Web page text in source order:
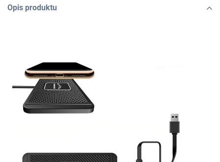
Opis produktu